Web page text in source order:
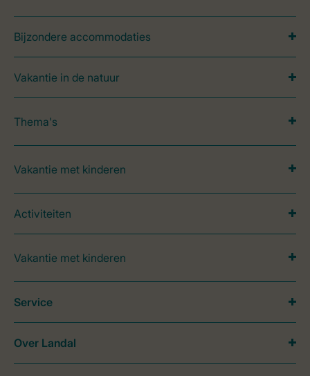
Bijzondere accommodaties
Vakantie in de natuur
Thema's
Vakantie met kinderen
Activiteiten
Vakantie met kinderen
Service
Over Landal